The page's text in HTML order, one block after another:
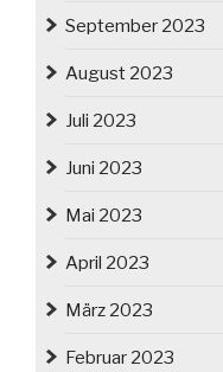
September 2023
August 2023
Juli 2023
Juni 2023
Mai 2023
April 2023
März 2023
Februar 2023